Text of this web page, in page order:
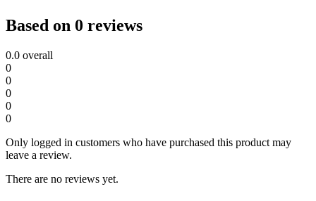
Based on 0 reviews
0.0 overall
0
0
0
0
0
Only logged in customers who have purchased this product may
leave a review.
There are no reviews yet.